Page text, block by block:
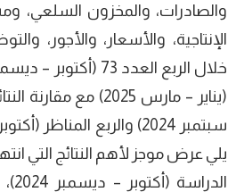
والصادرات، والمخزون السلعي،
الإنتاجية، والأسعار، والأجور،
(يناير – مارس 2025) مع
يلي عرض موجز لأهم النتائج التي